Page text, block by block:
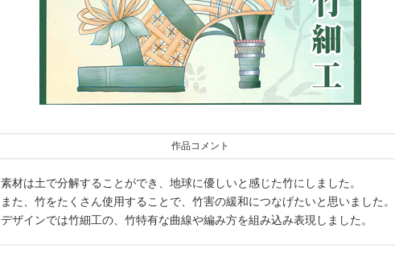
作品コメント
素材は土で分解することができ、地球に優しいと感じた竹にしました。
また、竹をたくさん使用することで、竹害の緩和につなげたいと思いました。
デザインでは竹細工の、竹特有な曲線や編み方を組み込み表現しました。